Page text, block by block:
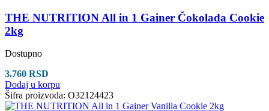
THE NUTRITION All in 1 Gainer Čokolada Cookie
2kg
Dostupno
3.760 RSD
Dodaj u korpu
Šifra proizvoda: O32124423